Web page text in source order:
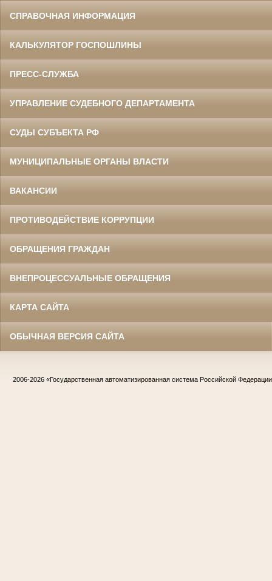
СПРАВОЧНАЯ ИНФОРМАЦИЯ
КАЛЬКУЛЯТОР ГОСПОШЛИНЫ
ПРЕСС-СЛУЖБА
УПРАВЛЕНИЕ СУДЕБНОГО ДЕПАРТАМЕНТА
СУДЫ СУБЪЕКТА РФ
МУНИЦИПАЛЬНЫЕ ОРГАНЫ ВЛАСТИ
ВАКАНСИИ
ПРОТИВОДЕЙСТВИЕ КОРРУПЦИИ
ОБРАЩЕНИЯ ГРАЖДАН
ВНЕПРОЦЕССУАЛЬНЫЕ ОБРАЩЕНИЯ
КАРТА САЙТА
ОБЫЧНАЯ ВЕРСИЯ САЙТА
2006-2026 «Государственная автоматизированная система Российской